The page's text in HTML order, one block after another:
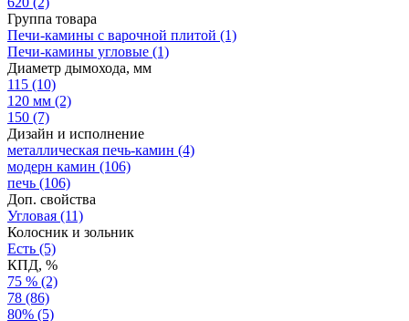
Группа товара
Печи-камины с варочной плитой (1)
Печи-камины угловые (1)
Диаметр дымохода, мм
115 (10)
120 мм (2)
150 (7)
Дизайн и исполнение
металлическая печь-камин (4)
модерн камин (106)
печь (106)
Доп. свойства
Угловая (11)
Колосник и зольник
Есть (5)
КПД, %
75 % (2)
78 (86)
80% (5)